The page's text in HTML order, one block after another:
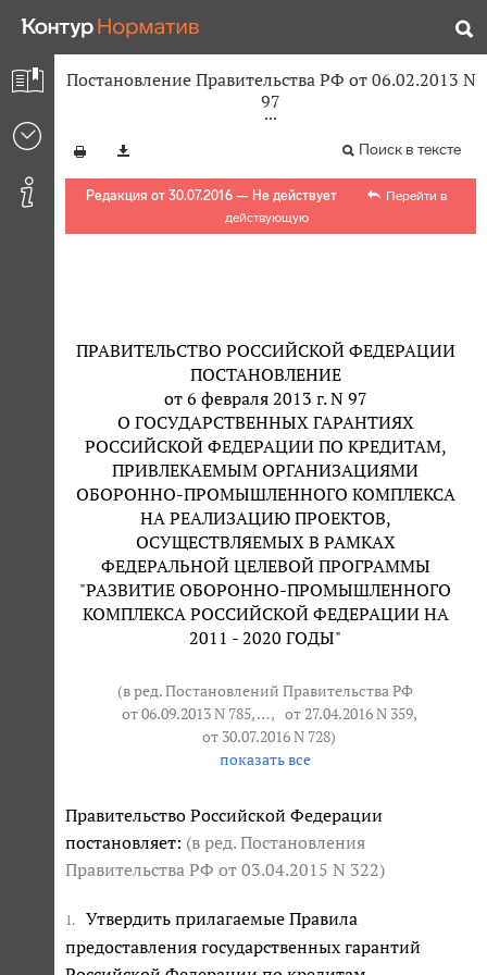
Постановление Правительства РФ от 06.02.2013 N
97
Поиск в тексте
Редакция от 30.07.2016 — Не действует
Перейти в
действующую
ПРАВИТЕЛЬСТВО РОССИЙСКОЙ ФЕДЕРАЦИИ
ПОСТАНОВЛЕНИЕ
от 6 февраля 2013 г. N 97
О ГОСУДАРСТВЕННЫХ ГАРАНТИЯХ
РОССИЙСКОЙ ФЕДЕРАЦИИ ПО КРЕДИТАМ,
ПРИВЛЕКАЕМЫМ ОРГАНИЗАЦИЯМИ
ОБОРОННО-ПРОМЫШЛЕННОГО КОМПЛЕКСА
НА РЕАЛИЗАЦИЮ ПРОЕКТОВ,
ОСУЩЕСТВЛЯЕМЫХ В РАМКАХ
ФЕДЕРАЛЬНОЙ ЦЕЛЕВОЙ ПРОГРАММЫ
"РАЗВИТИЕ ОБОРОННО-ПРОМЫШЛЕННОГО
КОМПЛЕКСА РОССИЙСКОЙ ФЕДЕРАЦИИ НА
2011 - 2020 ГОДЫ"
(в ред. Постановлений Правительства РФ
от 06.09.2013 N 785, … , от 27.04.2016 N 359,
от 30.07.2016 N 728)
показать все
Правительство Российской Федерации
постановляет: (в ред. Постановления
Правительства РФ от 03.04.2015 N 322)
1.
Утвердить прилагаемые Правила
предоставления государственных гарантий